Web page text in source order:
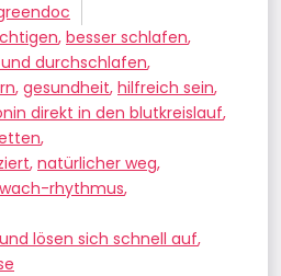
, besser schlafen,
durchschlafen,
, gesundheit, hilfreich sein,
direkt in den blutkreislauf,
,
, natürlicher weg,
rhythmus,
lösen sich schnell auf,